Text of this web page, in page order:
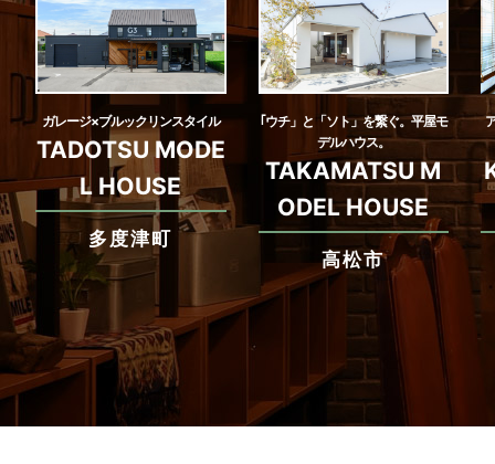
ガレージ×ブルックリンスタイル
TADOTSU MODE
L HOUSE
多度津町
｢ウチ」と「ソト」を繋ぐ。平屋モ
デルハウス。
TAKAMATSU M
ODEL HOUSE
高松市